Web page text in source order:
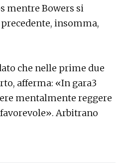
mentre Bowers si
insomma,
che nelle prime due
afferma: «In gara3
mentalmente reggere
Arbitrano